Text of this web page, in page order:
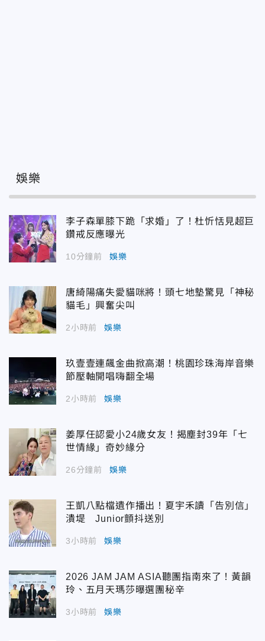
娛樂
李子森單膝下跪「求婚」了！杜忻恬見超巨
鑽戒反應曝光
10分鐘前 娛樂
唐綺陽痛失愛貓咪將！頭七地墊驚見「神秘
貓毛」興奮尖叫
2小時前 娛樂
玖壹壹連飆金曲掀高潮！桃園珍珠海岸音樂
節壓軸開唱嗨翻全場
2小時前 娛樂
姜厚任認愛小24歲女友！揭塵封39年「七
世情緣」奇妙緣分
26分鐘前 娛樂
王凱八點檔遺作播出！夏宇禾讀「告別信」
潰堤 Junior顫抖送別
3小時前 娛樂
2026 JAM JAM ASIA聽團指南來了！黃韻
玲、五月天瑪莎曝選團秘辛
3小時前 娛樂